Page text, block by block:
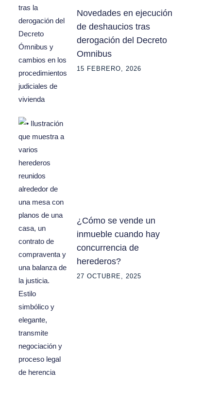
Novedades en ejecución
de deshaucios tras
derogación del Decreto
Omnibus
15 FEBRERO, 2026
¿Cómo se vende un
inmueble cuando hay
concurrencia de
herederos?
27 OCTUBRE, 2025